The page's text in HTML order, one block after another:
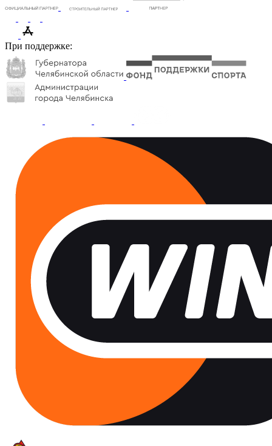
При поддержке: